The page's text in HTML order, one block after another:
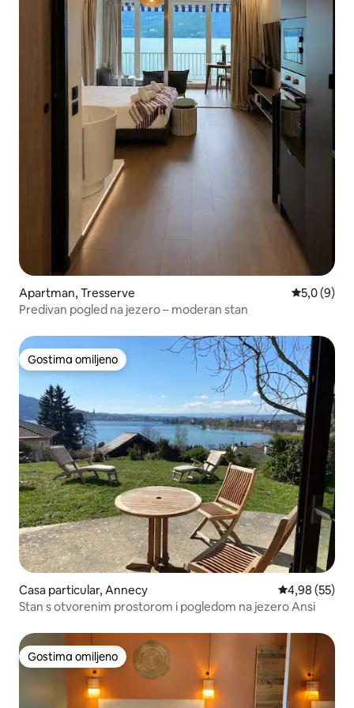
Apartman, Tresserve Prosečna
5,0 (9)
Predivan pogled na jezero – moderan stan
Gostima omiljeno
Gostima omiljeno
Casa particular, Annecy Prosečna
4,98 (55)
Stan s otvorenim prostorom i pogledom na jezero Ansi
Gostima omiljeno
Gostima omiljeno